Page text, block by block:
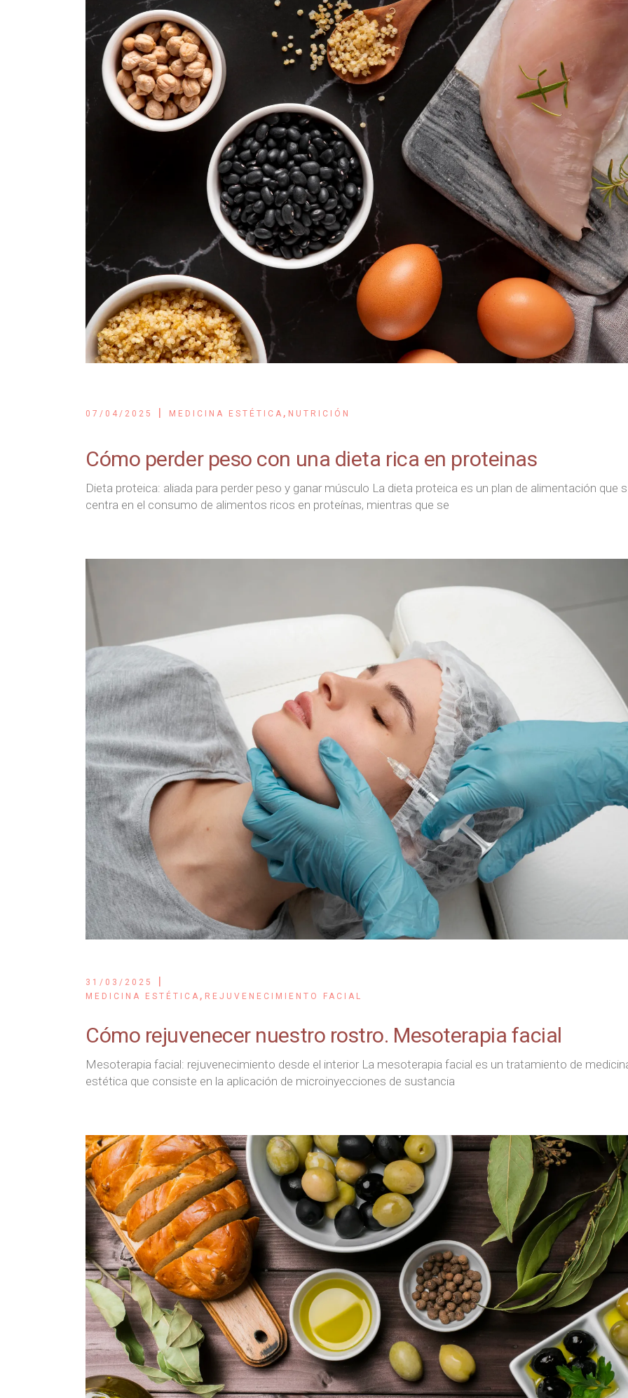
07/04/2025 MEDICINA ESTÉTICA , NUTRICIÓN
Cómo perder peso con una dieta rica en proteinas
Dieta proteica: aliada para perder peso y ganar músculo La dieta proteica es un plan de alimentación que
centra en el consumo de alimentos ricos en proteínas, mientras que se
31/03/2025
MEDICINA ESTÉTICA , REJUVENECIMIENTO FACIAL
Cómo rejuvenecer nuestro rostro. Mesoterapia facial
Mesoterapia facial: rejuvenecimiento desde el interior La mesoterapia facial es un tratamiento de
estética que consiste en la aplicación de microinyecciones de sustancia